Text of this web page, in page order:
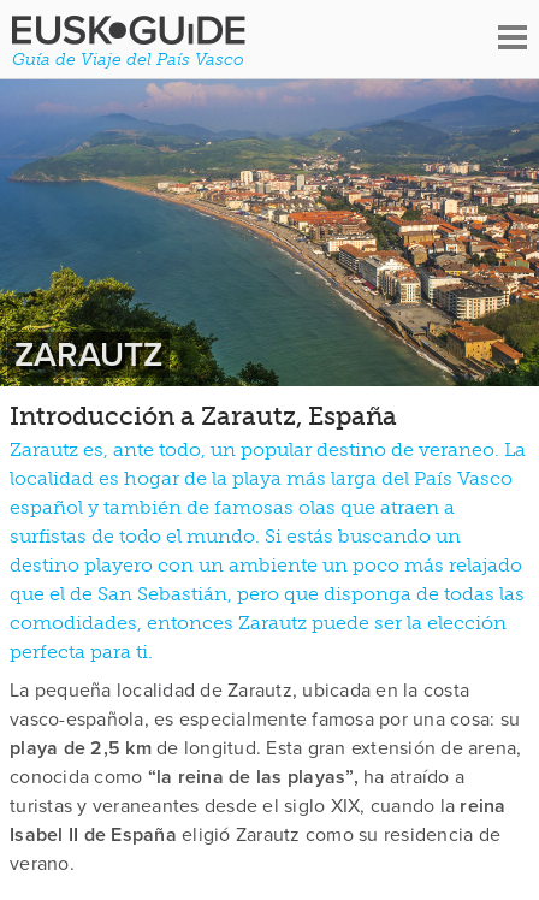
Guía de Viaje del País Vasco
ZARAUTZ
Introducción a Zarautz, España
Zarautz es, ante todo, un popular destino de veraneo. La
localidad es hogar de la playa más larga del País Vasco
español y también de famosas olas que atraen a
surfistas de todo el mundo. Si estás buscando un
destino playero con un ambiente un poco más relajado
que el de San Sebastián, pero que disponga de todas las
comodidades, entonces Zarautz puede ser la elección
perfecta para ti.
La pequeña localidad de Zarautz, ubicada en la costa
vasco-española, es especialmente famosa por una cosa: su
playa de 2,5 kmde longitud. Esta gran extensión de arena,
conocida como “la reina de las playas”, ha atraído a
turistas y veraneantes desde el siglo XIX, cuando la reina
Isabel II de España eligió Zarautz como su residencia de
verano.